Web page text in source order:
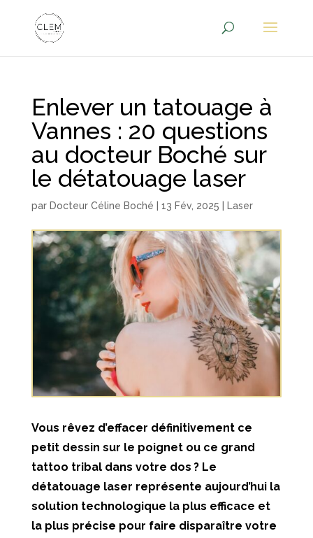
Enlever un tatouage à
Vannes : 20 questions
au docteur Boché sur
le détatouage laser
par Docteur Céline Boché 13 Fév, 2025 Laser
Vous rêvez d’effacer définitivement ce
petit dessin sur le poignet ou ce grand
tattoo tribal dans votre dos ? Le
détatouage laser représente aujourd’hui la
solution technologique la plus efficace et
la plus précise pour faire disparaître votre